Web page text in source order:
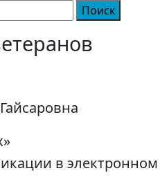
в электронном